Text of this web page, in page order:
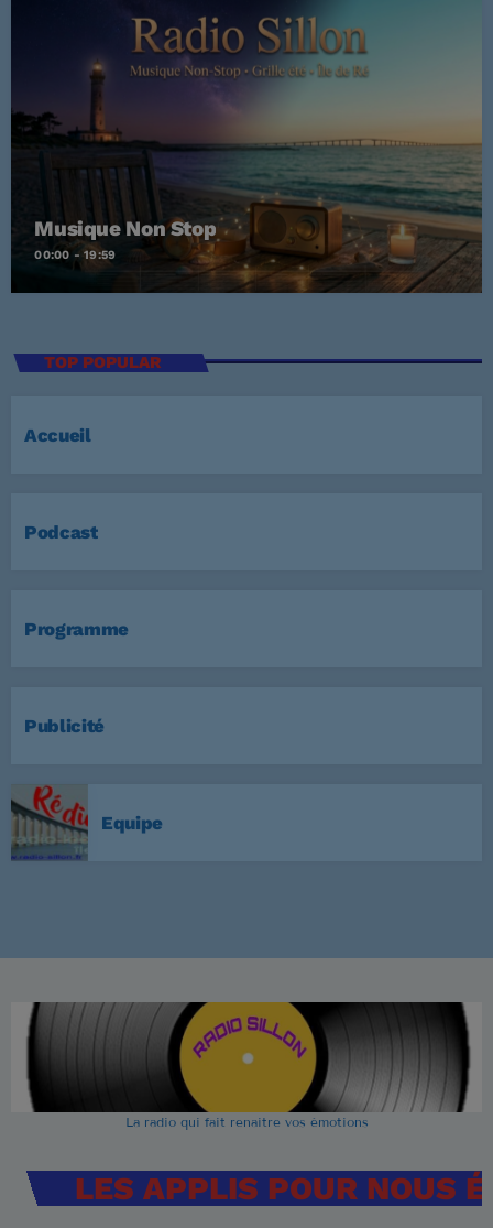
Musique Non Stop
00:00 - 19:59
TOP POPULAR
Accueil
Podcast
Programme
Publicité
Equipe
La radio qui fait renaitre vos émotions
LES APPLIS POUR NOUS